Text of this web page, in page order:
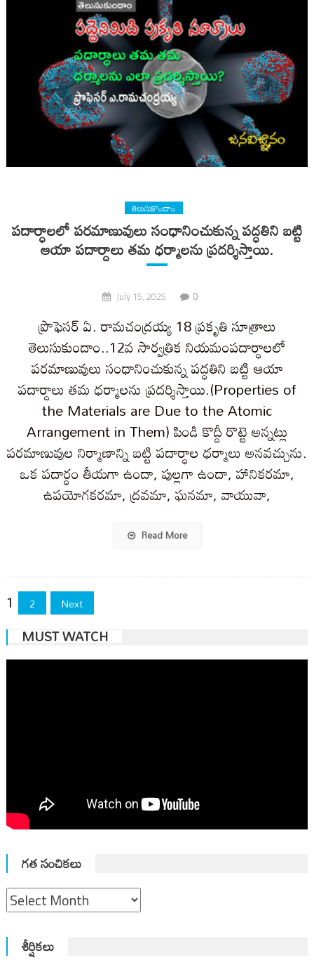
తెలుసుకొందాం
పదార్ధాలలో పరమాణువులు సంధానించుకున్న పద్ధతిని బట్టి
ఆయా పదార్దాలు తమ ధర్మాలను ప్రదర్శిస్తాయి.
July 15, 2025 0
ప్రొఫెసర్ ఏ. రామచంద్రయ్య 18 ప్రకృతి సూత్రాలు
తెలుసుకుందాం..12వ సార్వత్రిక నియమంపదార్ధాలలో
పరమాణువులు సంధానించుకున్న పద్ధతిని బట్టి ఆయా
పదార్దాలు తమ ధర్మాలను ప్రదర్శిస్తాయి.(Properties of
the Materials are Due to the Atomic
Arrangement in Them) పిండి కొద్దీ రొట్టె అన్నట్లు
పరమాణువుల నిర్మాణాన్ని బట్టి పదార్ధాల ధర్మాలు అనవచ్చును.
ఒక పదార్ధం తీయగా ఉందా, పుల్లగా ఉందా, హానికరమా,
ఉపయోగకరమా, ద్రవమా, ఘనమా, వాయువా,
Read More
Posts
pagination
1 2 Next
MUST WATCH
గత సంచికలు
గత
సంచికలు
శీర్షికలు